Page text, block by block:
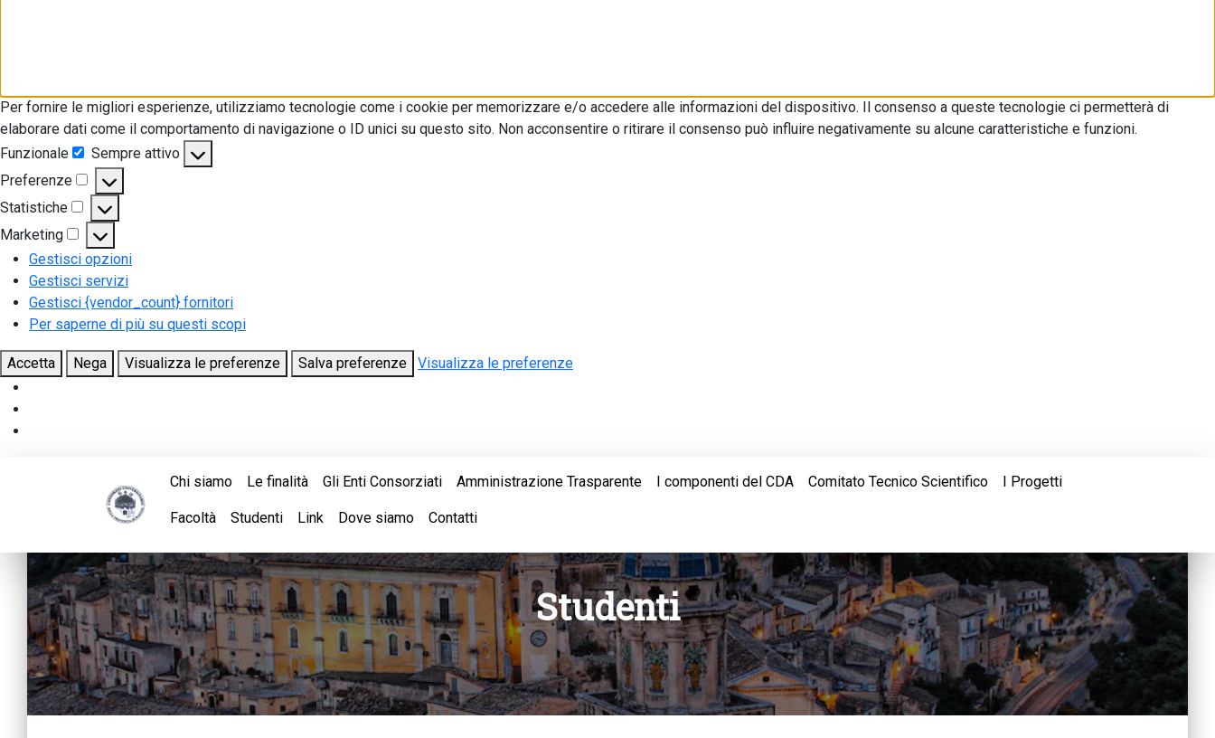
Per fornire le migliori esperienze, utilizziamo tecnologie come i cookie per memorizzare e/o accedere alle informazioni del dispositivo. Il consenso a queste tecnologie ci permetterà di
elaborare dati come il comportamento di navigazione o ID unici su questo sito. Non acconsentire o ritirare il consenso può influire negativamente su alcune caratteristiche e funzioni.
Funzionale
Funzionale
Sempre attivo
Preferenze
Preferenze
Statistiche
Statistiche
Marketing
Marketing
Gestisci opzioni
Gestisci servizi
Gestisci {vendor_count} fornitori
Per saperne di più su questi scopi
Accetta Nega Visualizza le preferenze Salva preferenze Visualizza le preferenze
Chi siamo Le finalità Gli Enti Consorziati Amministrazione Trasparente I componenti del CDA Comitato Tecnico Scientifico I Progetti
Facoltà Studenti Link Dove siamo Contatti
Studenti